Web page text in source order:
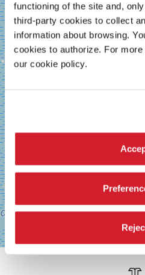
functioning of the site and,
third-party cookies to collect
information about browsing.
cookies to authorize. For
our cookie policy.
LUNGOMARE
MARCONI
30126
LIDO
DI
VENEZIA
TEL.
0415218711
info@labiennale.org